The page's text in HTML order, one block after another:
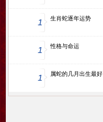
1 生肖蛇逐年运势
1 性格与命运
1 属蛇的几月出生最好